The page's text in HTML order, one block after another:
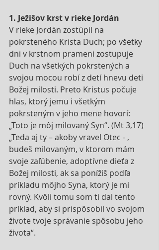
1. Ježišov krst v rieke Jordán
V rieke Jordán zostúpil na
pokrsteného Krista Duch; po všetky
dni v krstnom prameni zostupuje
Duch na všetkých pokrstených a
svojou mocou robí z detí hnevu deti
Božej milosti. Preto Kristus počuje
hlas, ktorý jemu i všetkým
pokrsteným v jeho mene hovorí:
„Toto je môj milovaný Syn“. (Mt 3,17)
„Teda aj ty – akoby vravel Otec - ,
budeš milovaným, v ktorom mám
svoje zaľúbenie, adoptívne dieťa z
Božej milosti, ak sa ponížiš podľa
príkladu môjho Syna, ktorý je mi
rovný. Kvôli tomu som ti dal tento
príklad, aby si prispôsobil vo svojom
živote tvoje správanie spôsobu jeho
života“.